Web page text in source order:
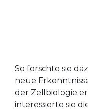
So forschte sie
neue
der Zellbiologie
interessierte sie